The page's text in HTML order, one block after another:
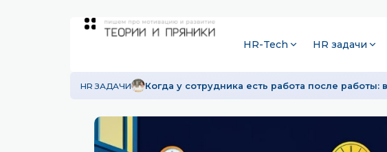
HR-Tech HR задачи
HR ЗАДАЧИ Когда у сотрудника есть работа после работы: